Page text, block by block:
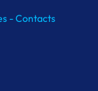
-Contacts